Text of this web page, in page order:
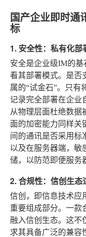
国产企业即时通
标
1. 安全性：私有化部
安全是企业级IM的
看其部署模式。是否
属的“试金石”。只有
记录完全部署在企业
从物理层面杜绝数据
面的加密能力同样关
间的通讯是否采用标
以及在服务器端，敏
储，以防范即便服务
2. 合规性：信创生态
信创，即信息技术应
重要组成部分。一款
融入信创生态。这不
求其具备广泛的兼容